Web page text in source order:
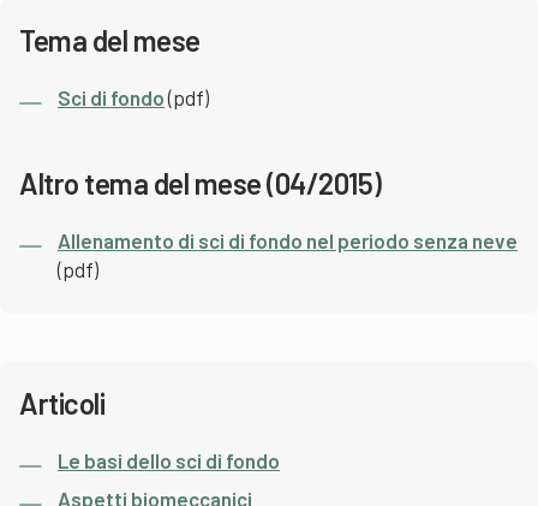
Tema del mese
Sci di fondo(pdf)
Altro tema del mese (04/2015)
Allenamento di sci di fondo nel periodo senza neve
(pdf)
Articoli
Le basi dello sci di fondo
Aspetti biomeccanici